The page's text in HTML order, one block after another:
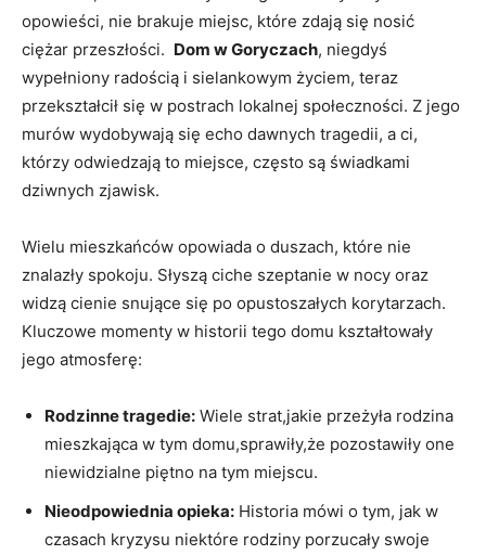
opowieści, nie brakuje miejsc, ​które zdają się⁢ nosić
ciężar przeszłości. ⁤ Dom w Goryczach, niegdyś
wypełniony radością i⁤ sielankowym⁣ życiem, teraz
przekształcił się‌ w postrach lokalnej społeczności. Z jego
murów wydobywają ​się echo dawnych tragedii, a⁤ ci,
którzy odwiedzają to miejsce, często są‌ świadkami
‌dziwnych ⁤zjawisk.
Wielu mieszkańców opowiada o duszach, ⁣które nie
znalazły spokoju. Słyszą ciche‍ szeptanie w nocy ‍oraz‌
widzą ⁤cienie snujące się⁤ po opustoszałych korytarzach.
Kluczowe momenty⁢ w historii tego domu kształtowały
jego atmosferę:
Rodzinne tragedie: Wiele strat,jakie przeżyła​ rodzina
mieszkająca w ‌tym domu,sprawiły,że ⁢pozostawiły one
niewidzialne ‍piętno na⁣ tym miejscu.
Nieodpowiednia opieka: Historia mówi o⁣ tym, jak w
czasach‌ kryzysu niektóre rodziny porzucały swoje